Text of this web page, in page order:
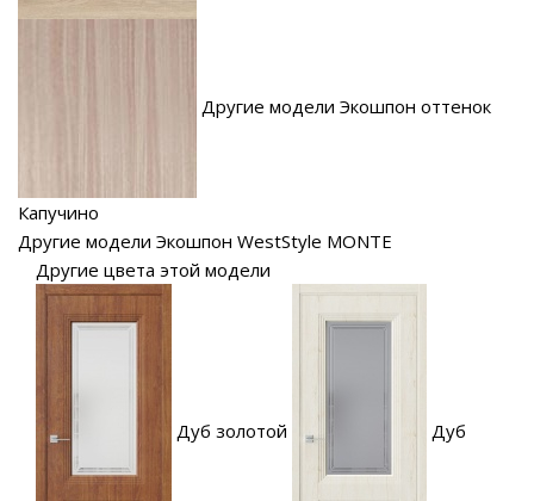
Другие модели Экошпон оттенок
Капучино
Другие модели Экошпон WestStyle MONTE
Другие цвета этой модели
Дуб золотой Дуб